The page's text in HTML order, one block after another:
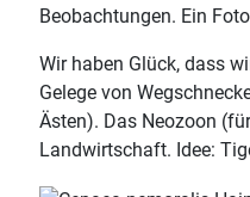
Beobachtungen. Ein
Wir haben Glück, dass
Gelege von
Ästen). Das Neozoon
Landwirtschaft. Idee: